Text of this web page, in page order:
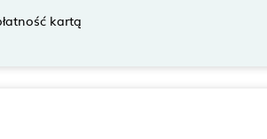
kartą